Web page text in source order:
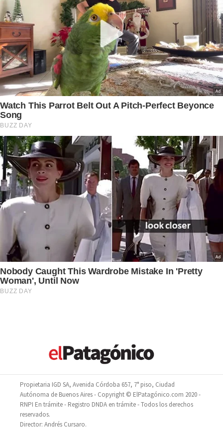
Propietaria IGD SA, Avenida Córdoba 657, 7° piso, Ciudad
Autónoma de Buenos Aires - Copyright © ElPatagónico.com 2020 -
RNPI En trámite - Registro DNDA en trámite - Todos los derechos
reservados.
Director: Andrés Cursaro.